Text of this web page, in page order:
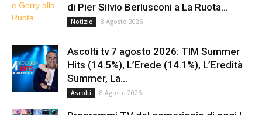
di Pier Silvio Berlusconi a La Ruota...
Notizie 8 Agosto 2026
Ascolti tv 7 agosto 2026: TIM Summer
Hits (14.5%), L’Erede (14.1%), L’Eredità
Summer, La...
Ascolti 8 Agosto 2026